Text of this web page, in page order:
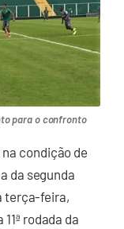
para o confronto
condição de
da segunda
terça-feira,
rodada da